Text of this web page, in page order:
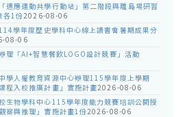
適應運動共學行動站」第二階段與離島場研習
各1份2026-08-06
學年度歷史學科中心線上讀書會暑期成果分
08-06
理「AI+智慧餐飲LOGO設計競賽」活動
學人權教育資源中心辦理115學年度上學期
程入校推廣計畫」實施計畫2026-08-06
生物學科中心115學年度能力競賽培訓公開授
察與推理」實施計畫1份2026-08-06